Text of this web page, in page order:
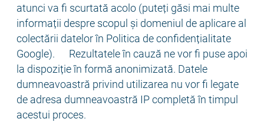
atunci va fi scurtată acolo (puteți găsi mai multe
informații despre scopul și domeniul de aplicare al
colectării datelor în Politica de confidențialitate
Google). Rezultatele în cauză ne vor fi puse apoi
la dispoziție în formă anonimizată. Datele
dumneavoastră privind utilizarea nu vor fi legate
de adresa dumneavoastră IP completă în timpul
acestui proces.